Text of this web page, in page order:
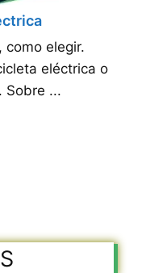
como elegir.
eléctrica o
Sobre ...